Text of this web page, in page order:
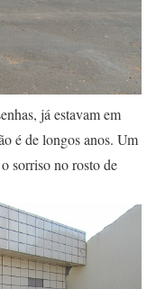
já estavam em
é de longos anos. Um
sorriso no rosto de